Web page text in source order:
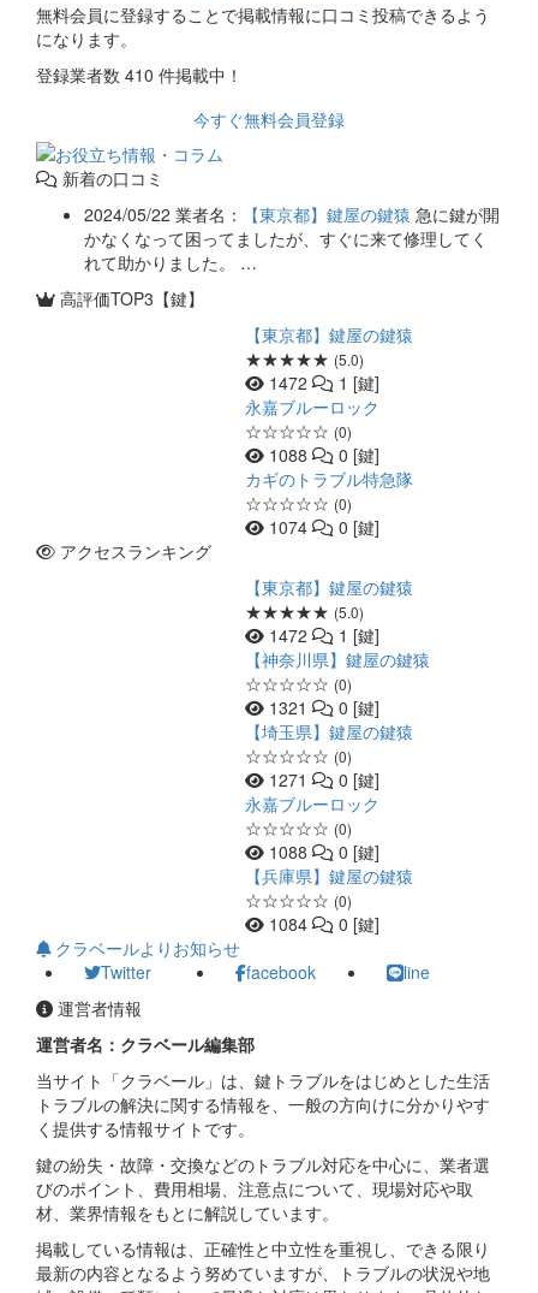
無料会員に登録することで掲載情報に口コミ投稿できるよう
になります。
登録業者数 410 件掲載中！
今すぐ無料会員登録
新着の口コミ
2024/05/22 業者名： 【東京都】鍵屋の鍵猿 急に鍵が開
かなくなって困ってましたが、すぐに来て修理してく
れて助かりました。 …
高評価TOP3【鍵】
【東京都】鍵屋の鍵猿
★★★★★ (5.0)
1472
1 [鍵]
永嘉ブルーロック
☆☆☆☆☆ (0)
1088
0 [鍵]
カギのトラブル特急隊
☆☆☆☆☆ (0)
1074
0 [鍵]
アクセスランキング
【東京都】鍵屋の鍵猿
★★★★★ (5.0)
1472
1 [鍵]
【神奈川県】鍵屋の鍵猿
☆☆☆☆☆ (0)
1321
0 [鍵]
【埼玉県】鍵屋の鍵猿
☆☆☆☆☆ (0)
1271
0 [鍵]
永嘉ブルーロック
☆☆☆☆☆ (0)
1088
0 [鍵]
【兵庫県】鍵屋の鍵猿
☆☆☆☆☆ (0)
1084
0 [鍵]
クラベールよりお知らせ
Twitter
facebook
line
運営者情報
運営者名：クラベール編集部
当サイト「クラベール」は、鍵トラブルをはじめとした生活
トラブルの解決に関する情報を、一般の方向けに分かりやす
く提供する情報サイトです。
鍵の紛失・故障・交換などのトラブル対応を中心に、業者選
びのポイント、費用相場、注意点について、現場対応や取
材、業界情報をもとに解説しています。
掲載している情報は、正確性と中立性を重視し、できる限り
最新の内容となるよう努めていますが、トラブルの状況や地